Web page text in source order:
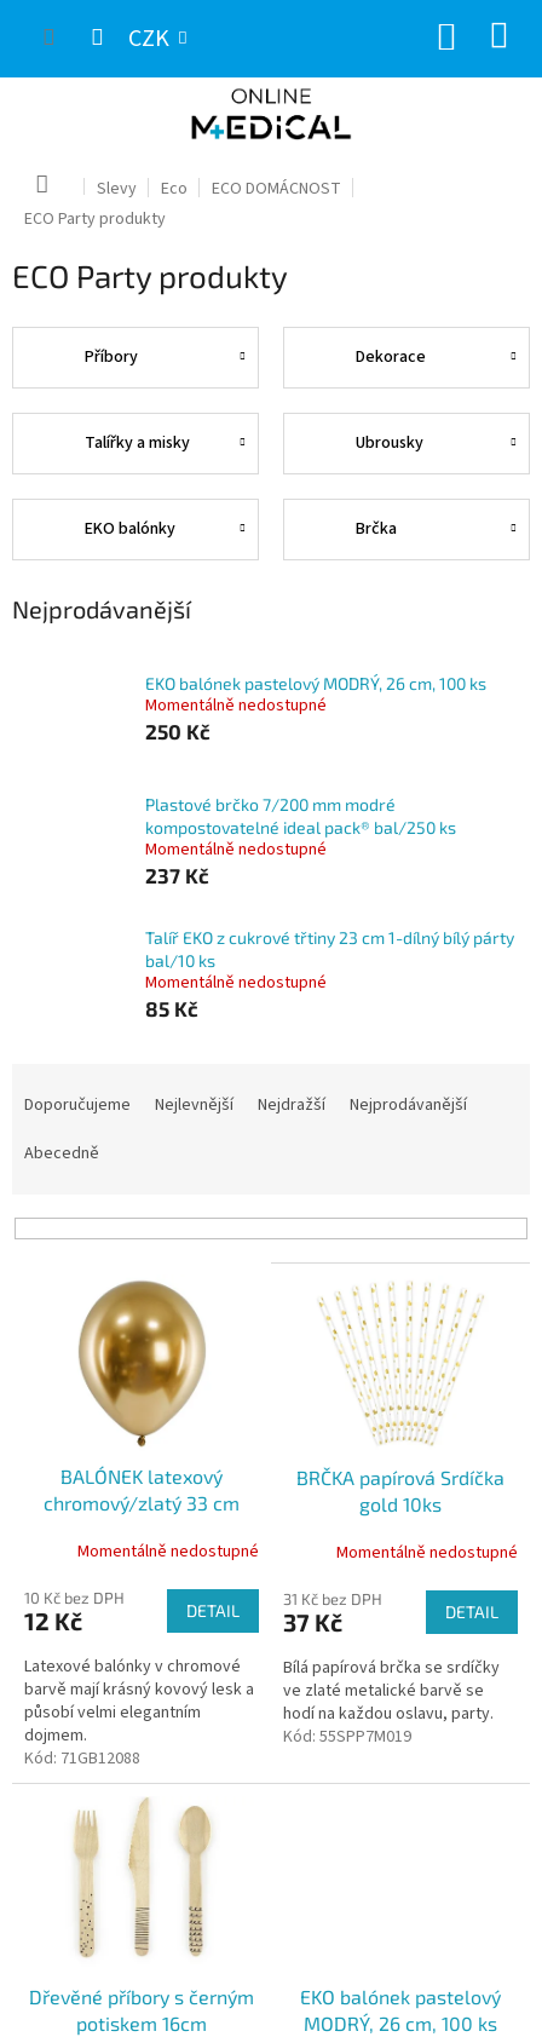
CZK
Domů Slevy Eco
ECO DOMÁCNOST
ECO Party produkty
ECO Party produkty
Příbory Dekorace
Talířky a misky Ubrousky
EKO balónky Brčka
Nejprodávanější
EKO balónek pastelový MODRÝ, 26 cm, 100 ks
Momentálně nedostupné
250 Kč
Plastové brčko 7/200 mm modré
kompostovatelné ideal pack® bal/250 ks
Momentálně nedostupné
237 Kč
Talíř EKO z cukrové třtiny 23 cm 1-dílný bílý párty
bal/10 ks
Momentálně nedostupné
85 Kč
p
Doporučujeme Nejlevnější Nejdražší
Nejprodávanější
Abecedně
BALÓNEK latexový
chromový/zlatý 33 cm
Momentálně nedostupné
10 Kč bez DPH
12 Kč DETAIL
Latexové balónky v chromové
barvě mají krásný kovový lesk a
působí velmi elegantním
dojmem.
Kód: 71GB12088
BRČKA papírová Srdíčka
gold 10ks
Momentálně nedostupné
31 Kč bez DPH
37 Kč DETAIL
Bílá papírová brčka se srdíčky
ve zlaté metalické barvě se
hodí na každou oslavu, party.
Kód: 55SPP7M019
Dřevěné příbory s černým
potiskem 16cm
EKO balónek pastelový
MODRÝ, 26 cm, 100 ks